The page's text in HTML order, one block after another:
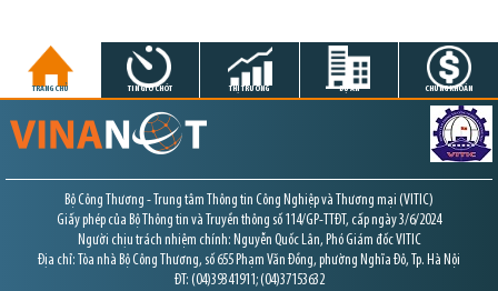
TRANG CHỦ TIN GIỜ CHÓT THỊ TRƯỜNG DỰ ÁN CHỨNG KHOÁN
Bộ Công Thương - Trung tâm Thông tin Công Nghiệp và Thương mại (VITIC)
Giấy phép của Bộ Thông tin và Truyền thông số 114/GP-TTĐT, cấp ngày 3/6/2024
Người chịu trách nhiệm chính: Nguyễn Quốc Lân, Phó Giám đốc VITIC
Địa chỉ: Tòa nhà Bộ Công Thương, số 655 Phạm Văn Đồng, phường Nghĩa Đô, Tp. Hà Nội
ĐT: (04)39341911; (04)37153632